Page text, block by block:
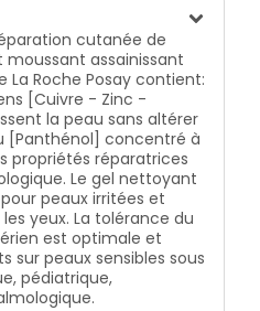
cutanée de
assainissant
La Roche Posay contient:
[Cuivre - Zinc -
la peau sans altérer
[Panthénol] concentré à
propriétés réparatrices
Le gel nettoyant
peaux irritées et
yeux. La tolérance du
est optimale et
sur peaux sensibles sous
pédiatrique,